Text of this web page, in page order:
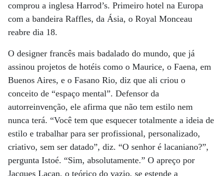
comprou a inglesa Harrod’s. Primeiro hotel na Europa
com a bandeira Raffles, da Ásia, o Royal Monceau
reabre dia 18.
O designer francês mais badalado do mundo, que já
assinou projetos de hotéis como o Maurice, o Faena, em
Buenos Aires, e o Fasano Rio, diz que ali criou o
conceito de “espaço mental”. Defensor da
autorreinvenção, ele afirma que não tem estilo nem
nunca terá. “Você tem que esquecer totalmente a ideia de
estilo e trabalhar para ser profissional, personalizado,
criativo, sem ser datado”, diz. “O senhor é lacaniano?”,
pergunta Istoé. “Sim, absolutamente.” O apreço por
Jacques Lacan, o teórico do vazio, se estende a